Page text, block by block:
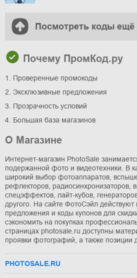
Посмотреть коды ещё
Почему ПромКод.ру
1. Проверенные промокоды
2. Эксклюзивные предложения
3. Прозрачность условий
4. Большая база магазинов
О Магазине
Интернет-магазин PhotoSale
подержанной фото и видеотехники. В
широкий выбор фотоаппаратов,
рефлекторов, радиосинхронизаторов,
спецэффектов, лайт-кубов,
другого. На сайте ФотоСэйл
предложения и коды купонов для
сэкономить на покупках
страницах photosale.ru доступны
проявки фотографий, а также позиции
PHOTOSALE.RU